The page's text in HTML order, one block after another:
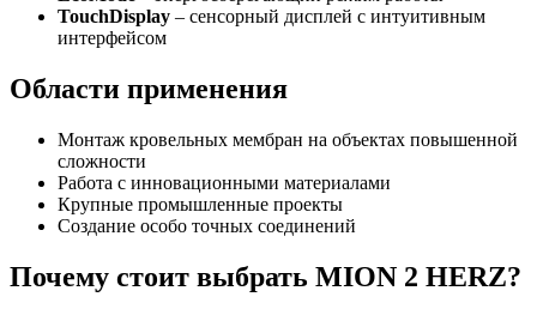
TouchDisplay – сенсорный дисплей с интуитивным
интерфейсом
Области применения
Монтаж кровельных мембран на объектах повышенной
сложности
Работа с инновационными материалами
Крупные промышленные проекты
Создание особо точных соединений
Почему стоит выбрать MION 2 HERZ?